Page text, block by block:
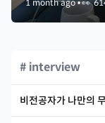
1 month ago•👀
# interview
비전공자가 나만의